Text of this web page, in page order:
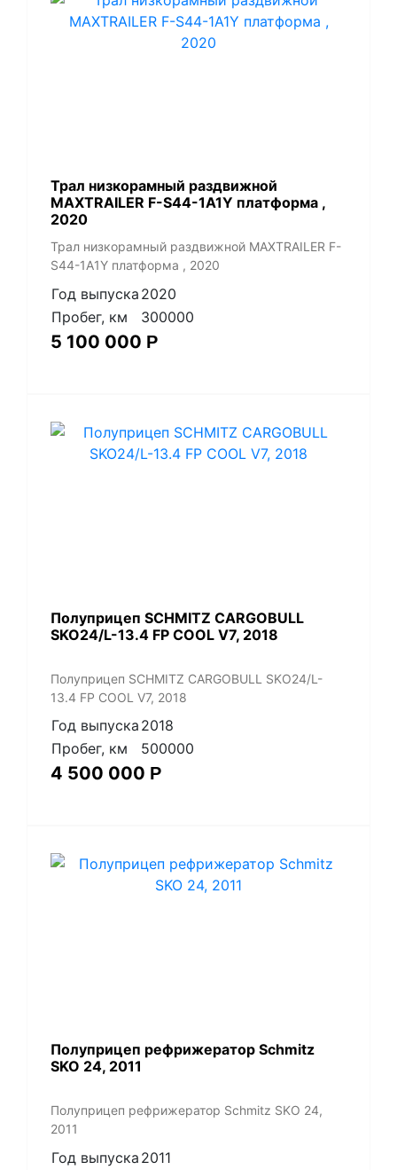
Трал низкорамный раздвижной
MAXTRAILER F-S44-1A1Y платформа ,
2020
Трал низкорамный раздвижной MAXTRAILER F-
S44-1A1Y платформа , 2020
Год выпуска 2020
Пробег, км
300000
5 100 000 Р
Полуприцеп SCHMITZ CARGOBULL
SKO24/L-13.4 FP COOL V7, 2018
Полуприцеп SCHMITZ CARGOBULL SKO24/L-
13.4 FP COOL V7, 2018
Год выпуска 2018
Пробег, км
500000
4 500 000 Р
Полуприцеп рефрижератор Schmitz
SKO 24, 2011
Полуприцеп рефрижератор Schmitz SKO 24,
2011
Год выпуска 2011